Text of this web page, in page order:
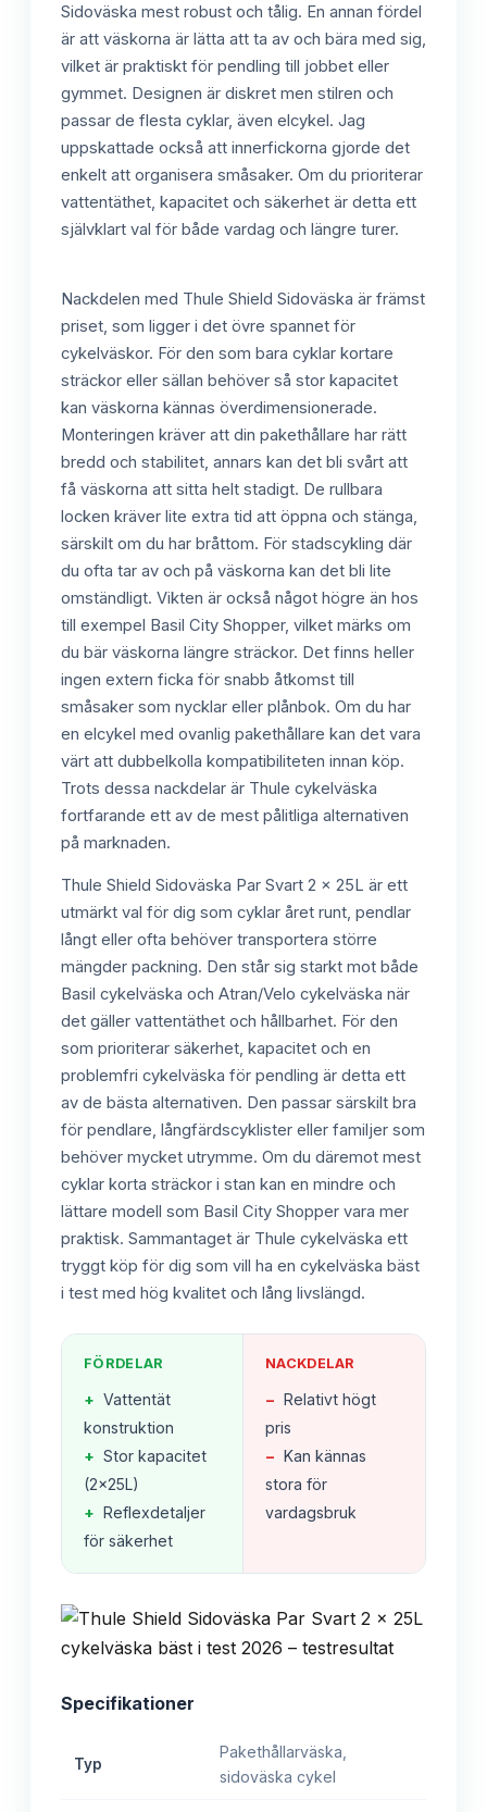
Sidoväska mest robust och tålig. En annan fördel
är att väskorna är lätta att ta av och bära med sig,
vilket är praktiskt för pendling till jobbet eller
gymmet. Designen är diskret men stilren och
passar de flesta cyklar, även elcykel. Jag
uppskattade också att innerfickorna gjorde det
enkelt att organisera småsaker. Om du prioriterar
vattentäthet, kapacitet och säkerhet är detta ett
självklart val för både vardag och längre turer.
Nackdelen med Thule Shield Sidoväska är främst
priset, som ligger i det övre spannet för
cykelväskor. För den som bara cyklar kortare
sträckor eller sällan behöver så stor kapacitet
kan väskorna kännas överdimensionerade.
Monteringen kräver att din pakethållare har rätt
bredd och stabilitet, annars kan det bli svårt att
få väskorna att sitta helt stadigt. De rullbara
locken kräver lite extra tid att öppna och stänga,
särskilt om du har bråttom. För stadscykling där
du ofta tar av och på väskorna kan det bli lite
omständligt. Vikten är också något högre än hos
till exempel Basil City Shopper, vilket märks om
du bär väskorna längre sträckor. Det finns heller
ingen extern ficka för snabb åtkomst till
småsaker som nycklar eller plånbok. Om du har
en elcykel med ovanlig pakethållare kan det vara
värt att dubbelkolla kompatibiliteten innan köp.
Trots dessa nackdelar är Thule cykelväska
fortfarande ett av de mest pålitliga alternativen
på marknaden.
Thule Shield Sidoväska Par Svart 2 x 25L är ett
utmärkt val för dig som cyklar året runt, pendlar
långt eller ofta behöver transportera större
mängder packning. Den står sig starkt mot både
Basil cykelväska och Atran/Velo cykelväska när
det gäller vattentäthet och hållbarhet. För den
som prioriterar säkerhet, kapacitet och en
problemfri cykelväska för pendling är detta ett
av de bästa alternativen. Den passar särskilt bra
för pendlare, långfärdscyklister eller familjer som
behöver mycket utrymme. Om du däremot mest
cyklar korta sträckor i stan kan en mindre och
lättare modell som Basil City Shopper vara mer
praktisk. Sammantaget är Thule cykelväska ett
tryggt köp för dig som vill ha en cykelväska bäst
i test med hög kvalitet och lång livslängd.
FÖRDELAR
+ Vattentät
konstruktion
+ Stor kapacitet
(2x25L)
+ Reflexdetaljer
för säkerhet
NACKDELAR
− Relativt högt
pris
− Kan kännas
stora för
vardagsbruk
Specifikationer
Typ
Pakethållarväska,
sidoväska cykel